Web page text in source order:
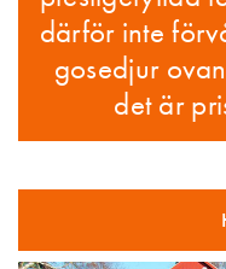
därför inte
gosedjur
det är